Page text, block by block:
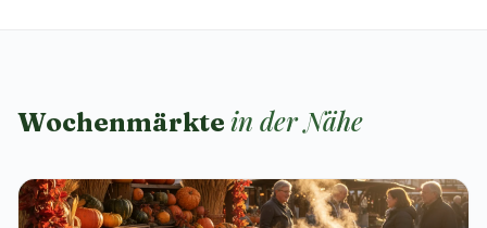
Wochenmärkte in der Nähe